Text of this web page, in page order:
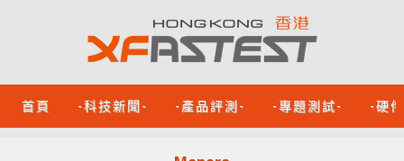
首頁 -科技新聞- -產品評測- -專題測試- -硬